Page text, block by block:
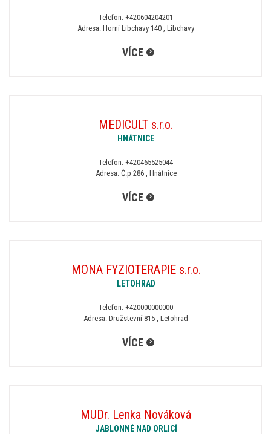
Telefon: +420604204201
Adresa: Horní Libchavy 140 , Libchavy
VÍCE
MEDICULT s.r.o.
HNÁTNICE
Telefon: +420465525044
Adresa: Č.p 286 , Hnátnice
VÍCE
MONA FYZIOTERAPIE s.r.o.
LETOHRAD
Telefon: +420000000000
Adresa: Družstevní 815 , Letohrad
VÍCE
MUDr. Lenka Nováková
JABLONNÉ NAD ORLICÍ